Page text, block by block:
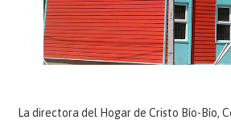
La directora del Hogar de Cristo Bío-Bío,